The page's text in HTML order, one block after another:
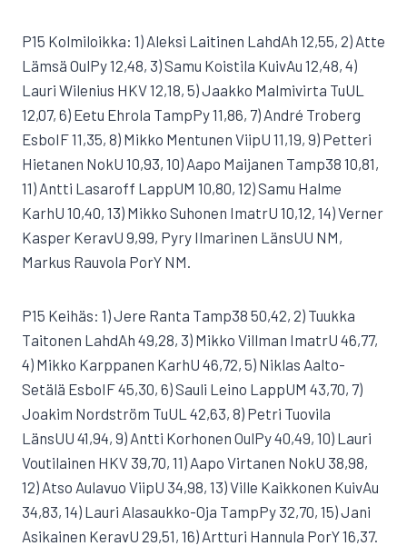
P15 Kolmiloikka: 1) Aleksi Laitinen LahdAh 12,55, 2) Atte
Lämsä OulPy 12,48, 3) Samu Koistila KuivAu 12,48, 4)
Lauri Wilenius HKV 12,18, 5) Jaakko Malmivirta TuUL
12,07, 6) Eetu Ehrola TampPy 11,86, 7) André Troberg
EsboIF 11,35, 8) Mikko Mentunen ViipU 11,19, 9) Petteri
Hietanen NokU 10,93, 10) Aapo Maijanen Tamp38 10,81,
11) Antti Lasaroff LappUM 10,80, 12) Samu Halme
KarhU 10,40, 13) Mikko Suhonen ImatrU 10,12, 14) Verner
Kasper KeravU 9,99, Pyry Ilmarinen LänsUU NM,
Markus Rauvola PorY NM.
P15 Keihäs: 1) Jere Ranta Tamp38 50,42, 2) Tuukka
Taitonen LahdAh 49,28, 3) Mikko Villman ImatrU 46,77,
4) Mikko Karppanen KarhU 46,72, 5) Niklas Aalto-
Setälä EsboIF 45,30, 6) Sauli Leino LappUM 43,70, 7)
Joakim Nordström TuUL 42,63, 8) Petri Tuovila
LänsUU 41,94, 9) Antti Korhonen OulPy 40,49, 10) Lauri
Voutilainen HKV 39,70, 11) Aapo Virtanen NokU 38,98,
12) Atso Aulavuo ViipU 34,98, 13) Ville Kaikkonen KuivAu
34,83, 14) Lauri Alasaukko-Oja TampPy 32,70, 15) Jani
Asikainen KeravU 29,51, 16) Artturi Hannula PorY 16,37.